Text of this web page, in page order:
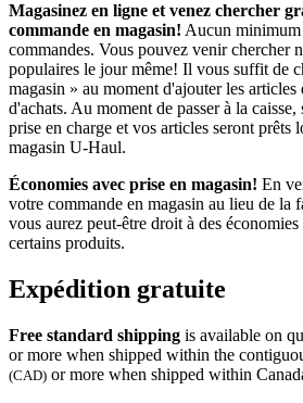
Magasinez en ligne et venez chercher
commande en magasin! Aucun
commandes. Vous pouvez venir chercher
populaires le jour même! Il vous suffit de
magasin » au moment d'ajouter les articles
d'achats. Au moment de passer à la
prise en charge et vos articles seront prêts
magasin U-Haul.
Économies avec prise en magasin! En
votre commande en magasin au lieu de la
vous aurez peut-être droit à des
certains produits.
Expédition gratuite
Free standard shipping is available on
or more when shipped within the
(CAD) or more when shipped within